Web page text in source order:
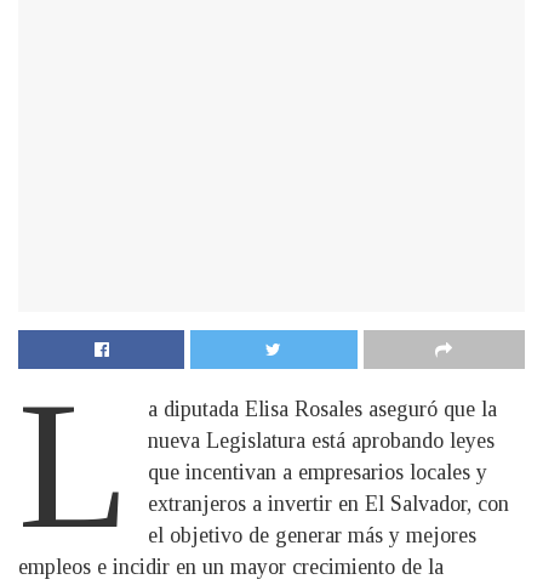
L
a diputada Elisa Rosales aseguró que la
nueva Legislatura está aprobando leyes
que incentivan a empresarios locales y
extranjeros a invertir en El Salvador, con
el objetivo de generar más y mejores
empleos e incidir en un mayor crecimiento de la